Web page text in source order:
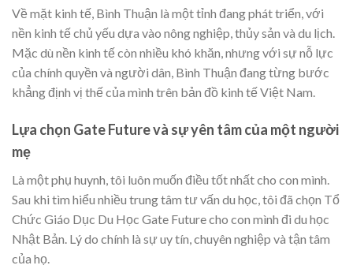
Về mặt kinh tế, Bình Thuận là một tỉnh đang phát triển, với
nền kinh tế chủ yếu dựa vào nông nghiệp, thủy sản và du lịch.
Mặc dù nền kinh tế còn nhiều khó khăn, nhưng với sự nỗ lực
của chính quyền và người dân, Bình Thuận đang từng bước
khẳng định vị thế của mình trên bản đồ kinh tế Việt Nam.
Lựa chọn Gate Future và sự yên tâm của một người
mẹ
Là một phụ huynh, tôi luôn muốn điều tốt nhất cho con mình.
Sau khi tìm hiểu nhiều trung tâm tư vấn du học, tôi đã chọn Tổ
Chức Giáo Dục Du Học Gate Future cho con mình đi du học
Nhật Bản. Lý do chính là sự uy tín, chuyên nghiệp và tận tâm
của họ.